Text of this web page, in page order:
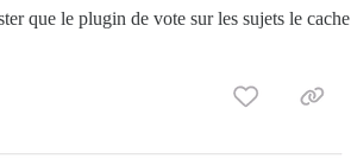
que le plugin de vote sur les sujets le cache